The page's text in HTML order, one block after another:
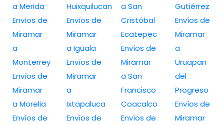
a Merida
Envíos de
Miramar
a
Monterrey
Envíos de
Miramar
a Morelia
Envíos de
Huixquilucan
Envíos de
Miramar
a Iguala
Envíos de
Miramar
a
Ixtapaluca
Envíos de
a San
Cristóbal
Ecatepec
Envíos de
Miramar
a San
Francisco
Coacalco
Envíos de
Gutiérrez
Envíos de
Miramar
a
Uruapan
del
Progreso
Envíos de
Miramar